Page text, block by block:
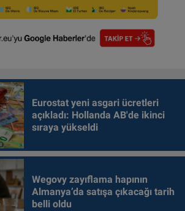
Eurostat yeni asgari ücretleri
açıkladı: Hollanda AB'de ikinci
sıraya yükseldi
Wegovy zayıflama hapının
Almanya’da satışa çıkacağı tarih
belli oldu